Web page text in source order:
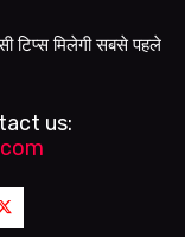
टिप्स मिलेगी सबसे पहले
us: